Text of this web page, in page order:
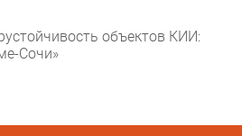
объектов КИИ:
Сочи»